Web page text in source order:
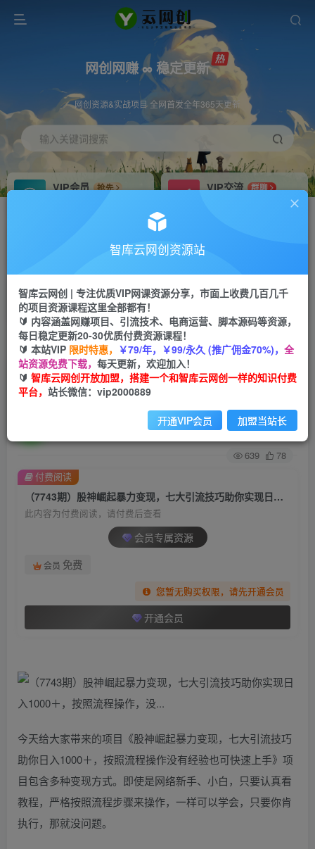
网创网赚 ∞ 稳定更新
网创资源&实战项目 全网首发全年365天更新
输入关键词搜索
VIP会员
抢先
VIP交流
群聊
研究探讨更多创业项目路子。
会员专属推广链接
网赚网创 项目
365天稳定跟新
APP下载
GO
首页 创业课程 会员专属 正文
（7743期）股神崛起暴力变现，七大引流技巧助
你实现日入1000＋，按照流程操作，没…
关注 私信
639 78
（7743期）股神崛起暴力变现，七大引流技巧助你实现日入1000＋，按照流程操作，没…
此内容为付费阅读，请付费后查看
会员专属资源
会员 免费
您暂无购买权限，请先开通会员
开通会员
付费阅读
今天给大家带来的项目《股神崛起暴力变现，七大引流技巧
助你日入1000＋，按照流程操作没有经验也可快速上手》项
目包含多种变现方式。即使是网络新手、小白，只要认真看
教程，严格按照流程步骤来操作，一样可以学会，只要你肯
执行，那就没问题。
智库云网创资源站
智库云网创 | 专注优质VIP网课资源分享，市面上收费几百几千
的项目资源课程这里全部都有！
🔰 内容涵盖网赚项目、引流技术、电商运营、脚本源码等资源，
每日稳定更新20-30优质付费资源课程！
🔰 本站VIP 限时特惠， ￥79/年，￥99/永久 (推广佣金70%)， 全
站资源免费下载， 每天更新，欢迎加入！
🔰 智库云网创开放加盟，搭建一个和智库云网创一样的知识付费
平台， 站长微信：vip2000889
开通VIP会员 加盟当站长